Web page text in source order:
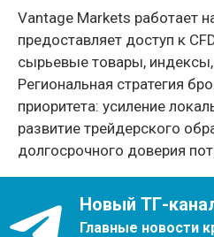
Vantage Markets работает
предоставляет доступ к
сырьевые товары, индексы,
Региональная стратегия
приоритета: усиление
развитие трейдерского
долгосрочного доверия
Новый ТГ-
Главные новости